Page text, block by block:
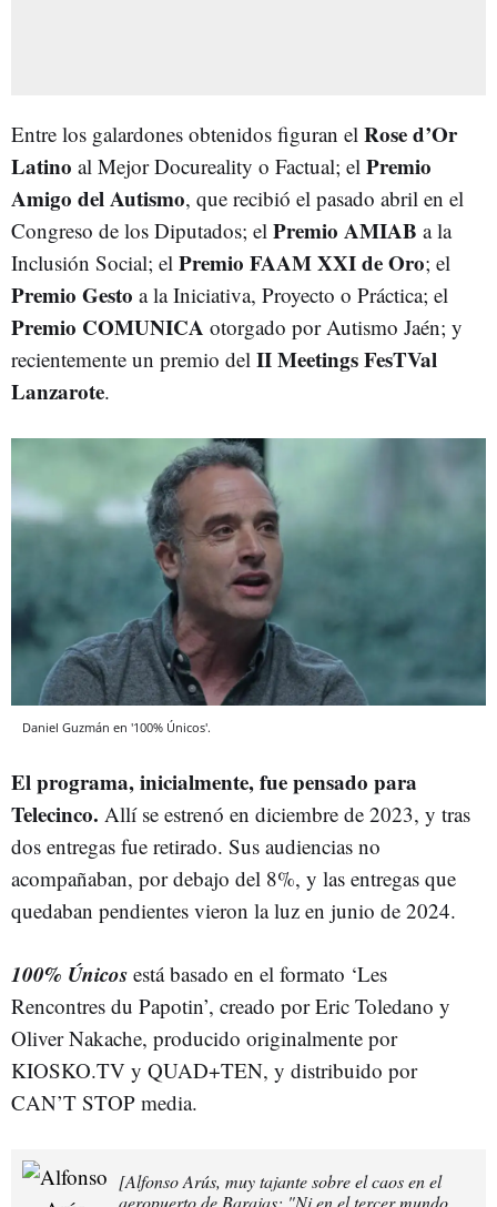
Entre los galardones obtenidos figuran el Rose d’Or
Latino al Mejor Docureality o Factual; el Premio
Amigo del Autismo, que recibió el pasado abril en el
Congreso de los Diputados; el Premio AMIAB a la
Inclusión Social; el Premio FAAM XXI de Oro; el
Premio Gesto a la Iniciativa, Proyecto o Práctica; el
Premio COMUNICA otorgado por Autismo Jaén; y
recientemente un premio del II Meetings FesTVal
Lanzarote.
Daniel Guzmán en '100% Únicos'.
El programa, inicialmente, fue pensado para
Telecinco. Allí se estrenó en diciembre de 2023, y tras
dos entregas fue retirado. Sus audiencias no
acompañaban, por debajo del 8%, y las entregas que
quedaban pendientes vieron la luz en junio de 2024.
100% Únicos está basado en el formato ‘Les
Rencontres du Papotin’, creado por Eric Toledano y
Oliver Nakache, producido originalmente por
KIOSKO.TV y QUAD+TEN, y distribuido por
CAN’T STOP media.
[Alfonso Arús, muy tajante sobre el caos en el
aeropuerto de Barajas: "Ni en el tercer mundo